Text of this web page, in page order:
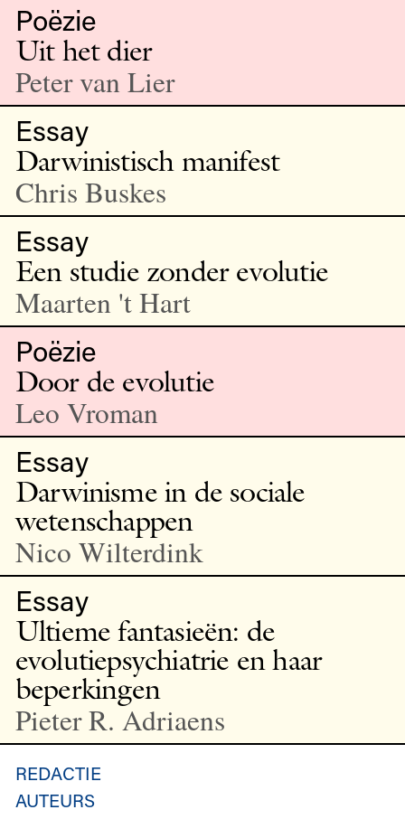
Poëzie
Uit het dier
Peter van Lier
Essay
Darwinistisch manifest
Chris Buskes
Essay
Een studie zonder evolutie
Maarten 't Hart
Poëzie
Door de evolutie
Leo Vroman
Essay
Darwinisme in de sociale
wetenschappen
Nico Wilterdink
Essay
Ultieme fantasieën: de
evolutiepsychiatrie en haar
beperkingen
Pieter R. Adriaens
REDACTIE
AUTEURS